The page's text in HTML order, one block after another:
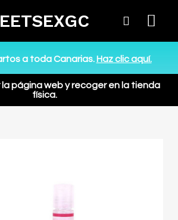
a toda Canarias.Haz clic aquí.
página web y recoger en la tienda
física.